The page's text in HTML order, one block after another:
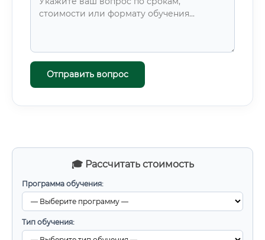
🎓 Рассчитать стоимость
Программа обучения:
Тип обучения:
Отправить вопрос